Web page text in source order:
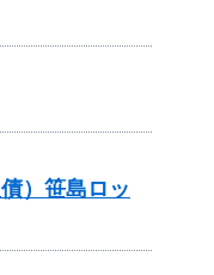
）笹島ロッ